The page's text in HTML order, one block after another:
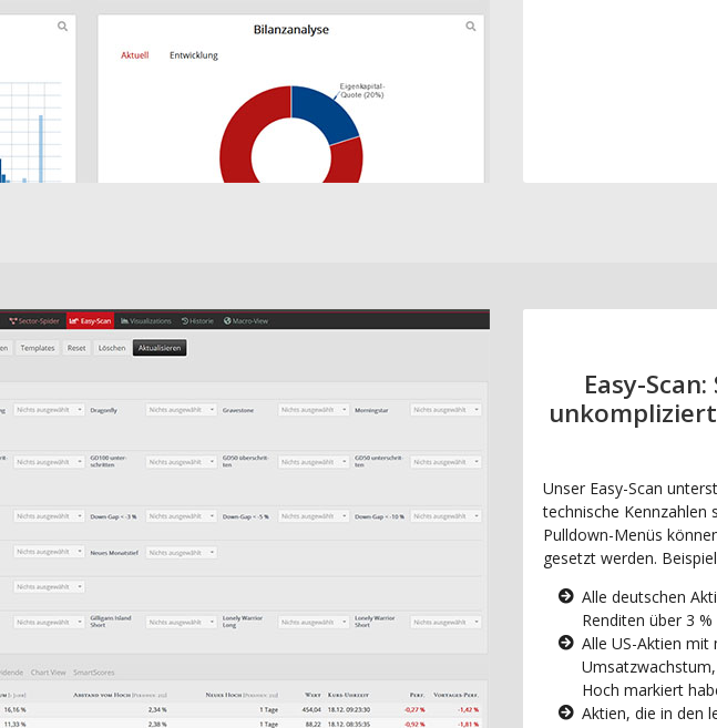
Easy-
Unser Easy-Scan
technische Kennzahlen
Pulldown-Menüs
gesetzt werden.
Alle deutschen
Renditen über 3 %
Alle US-Aktien mit
Hoch markiert
Aktien, die in den